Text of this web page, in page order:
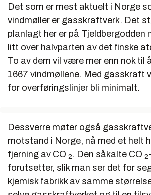
Det som er mest aktuelt i Norge
vindmøller er gasskraftverk. Det
planlagt her er på Tjeldbergodden
litt over halvparten av det finske
To av dem vil være mer enn nok til
1667 vindmøllene. Med gasskraft
for overføringslinjer bli minimalt.
Dessverre møter også
motstand i Norge, nå med et helt
fjerning av CO 2 . Den såkalte CO 2
forutsetter, slik man ser det for
kjemisk fabrikk av samme